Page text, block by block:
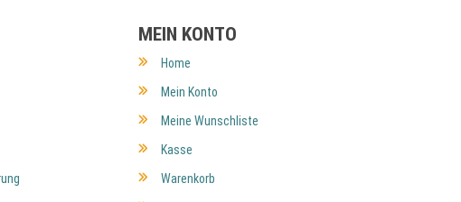
MEIN KONTO
Home
Mein Konto
Meine Wunschliste
Kasse
Warenkorb